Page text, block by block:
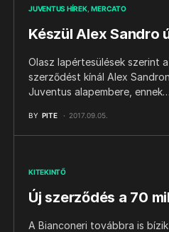
JUVENTUS HÍREK MERCATO
Készül Alex Sandro
Olasz lapértesülések szerint
szerződést kínál Alex
Juventus alapembere, ennek…
BY PITE 2017.09.05.
KITEKINTŐ
Új szerződés a 70
A Bianconeri továbbra is